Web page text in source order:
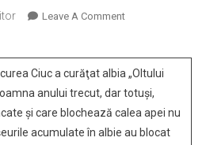
Leave A CommentOn
Curăţenia
Apelor!
Ciuc a curăţat albia „Oltului
anului trecut, dar totuşi,
şi care blochează calea apei nu
acumulate în albie au blocat